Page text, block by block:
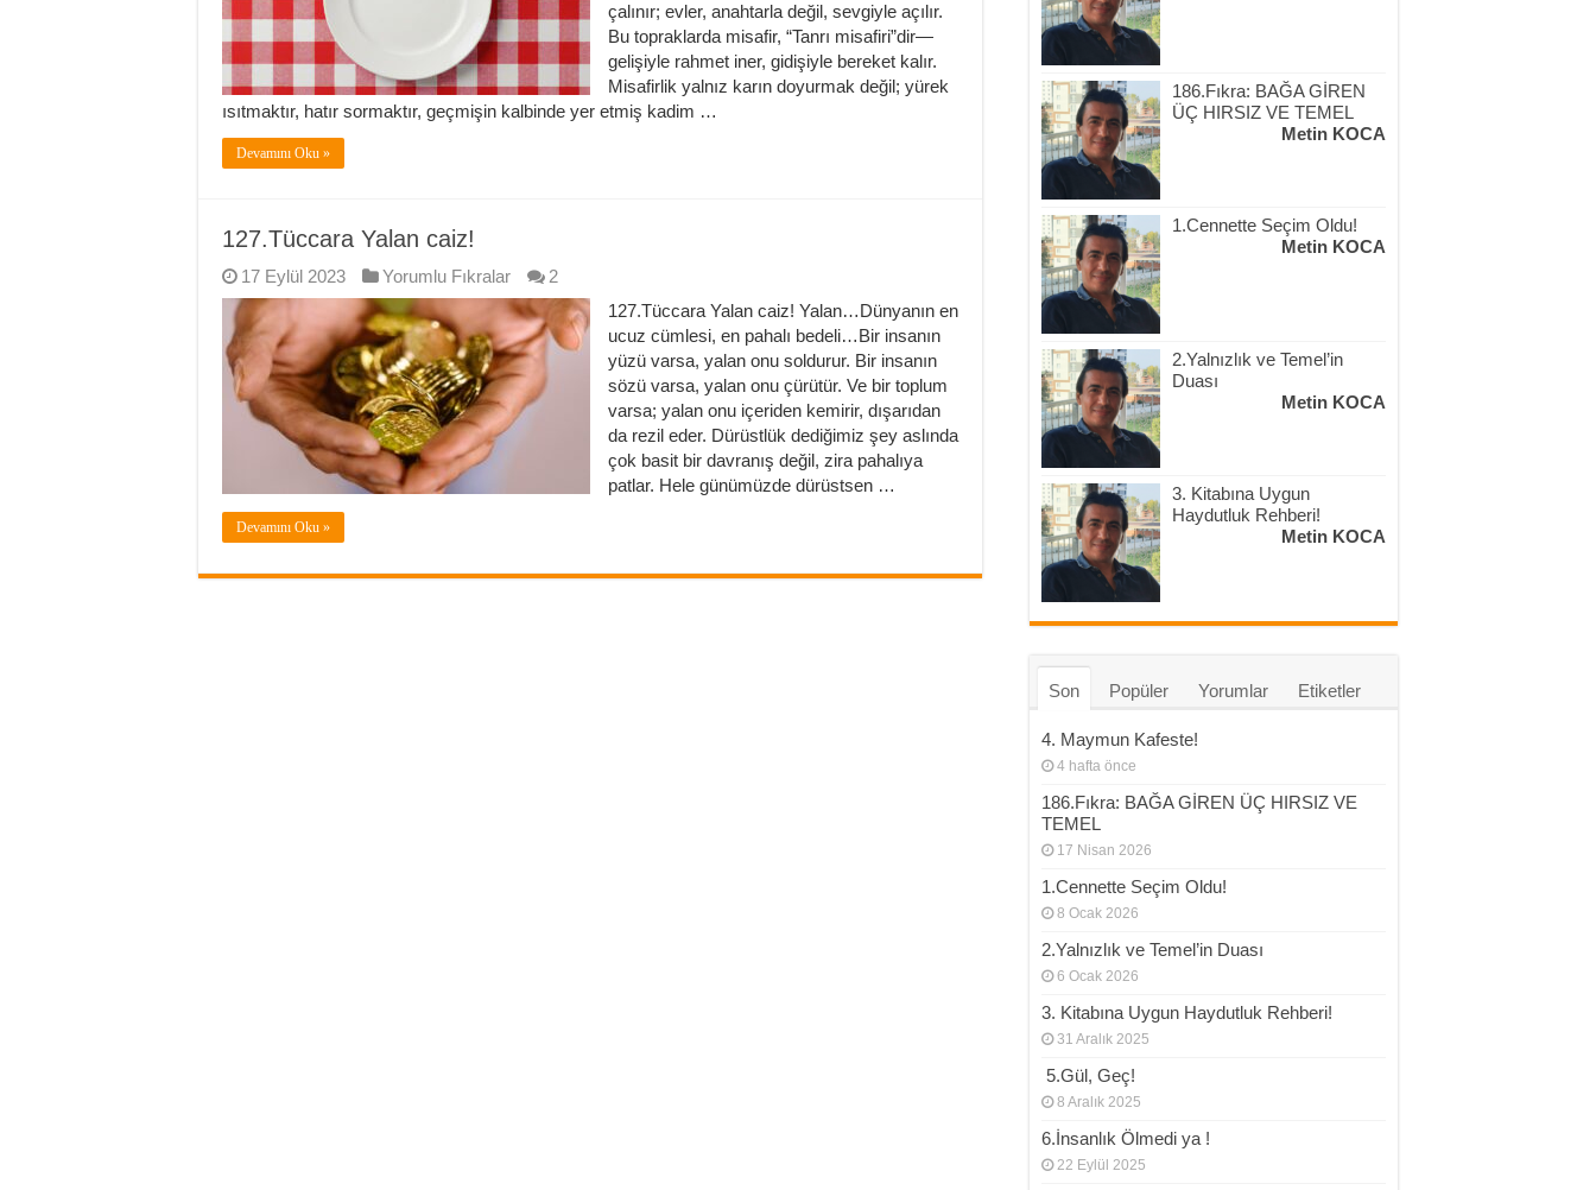
çalınır; evler, anahtarla değil, sevgiyle açılır.
Bu topraklarda misafir, “Tanrı misafiri”dir—
gelişiyle rahmet iner, gidişiyle bereket kalır.
Misafirlik yalnız karın doyurmak değil; yürek
ısıtmaktır, hatır sormaktır, geçmişin kalbinde yer etmiş kadim …
Devamını Oku »
127.Tüccara Yalan caiz!
17 Eylül 2023 Yorumlu Fıkralar
2
127.Tüccara Yalan caiz! Yalan…Dünyanın en
ucuz cümlesi, en pahalı bedeli…Bir insanın
yüzü varsa, yalan onu soldurur. Bir insanın
sözü varsa, yalan onu çürütür. Ve bir toplum
varsa; yalan onu içeriden kemirir, dışarıdan
da rezil eder. Dürüstlük dediğimiz şey aslında
çok basit bir davranış değil, zira pahalıya
patlar. Hele günümüzde dürüstsen …
Devamını Oku »
186.Fıkra: BAĞA GİREN
ÜÇ HIRSIZ VE TEMEL
Metin KOCA
1.Cennette Seçim Oldu!
Metin KOCA
2.Yalnızlık ve Temel’in
Duası
Metin KOCA
3. Kitabına Uygun
Haydutluk Rehberi!
Metin KOCA
Son Popüler Yorumlar Etiketler
4. Maymun Kafeste!
4 hafta önce
186.Fıkra: BAĞA GİREN ÜÇ HIRSIZ VE
TEMEL
17 Nisan 2026
1.Cennette Seçim Oldu!
8 Ocak 2026
2.Yalnızlık ve Temel’in Duası
6 Ocak 2026
3. Kitabına Uygun Haydutluk Rehberi!
31 Aralık 2025
5.Gül, Geç!
8 Aralık 2025
6.İnsanlık Ölmedi ya !
22 Eylül 2025